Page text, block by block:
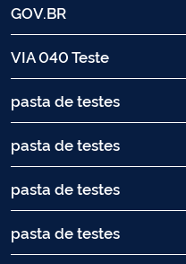
GOV.BR
VIA 040 Teste
pasta de testes
pasta de testes
pasta de testes
pasta de testes